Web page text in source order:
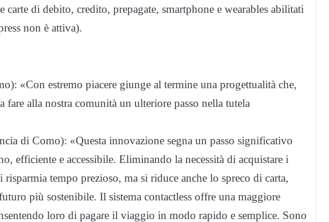
di debito, credito, prepagate, smartphone e wearables abilitati
non è attiva).
«Con estremo piacere giunge al termine una progettualità che,
fare alla nostra comunità un ulteriore passo nella tutela
di Como): «Questa innovazione segna un passo significativo
efficiente e accessibile. Eliminando la necessità di acquistare i
tempo prezioso, ma si riduce anche lo spreco di carta,
più sostenibile. Il sistema contactless offre una maggiore
loro di pagare il viaggio in modo rapido e semplice. Sono